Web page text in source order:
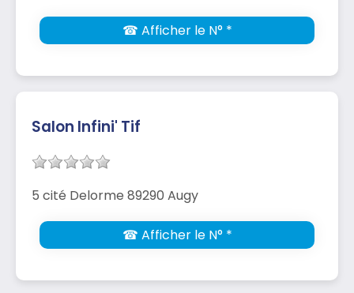
☎ Afficher le N° *
Salon Infini' Tif
5 cité Delorme 89290 Augy
☎ Afficher le N° *